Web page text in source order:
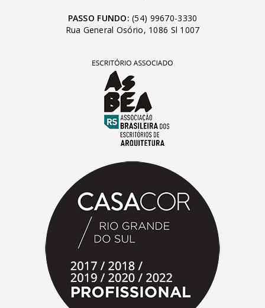
PASSO FUNDO: (54) 99670-3330
Rua General Osório, 1086 Sl 1007